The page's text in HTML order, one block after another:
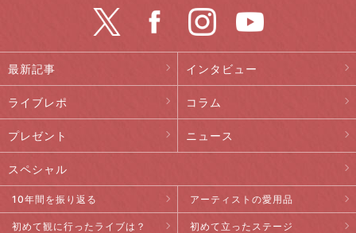
最新記事 インタビュー
ライブレポ コラム
プレゼント ニュース
スペシャル
10年間を振り返る アーティストの愛用品
初めて観に行ったライブは？ 初めて立ったステージ